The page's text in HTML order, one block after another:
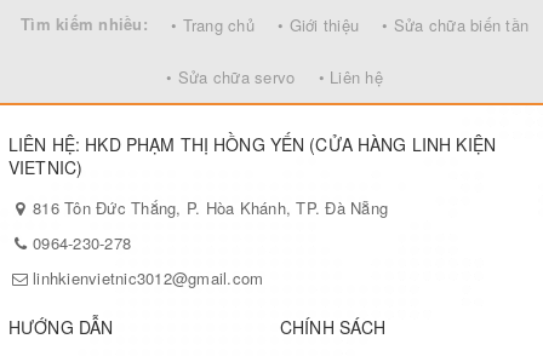
Tìm kiếm nhiều: • Trang chủ • Giới thiệu • Sửa chữa biến tần
• Sửa chữa servo • Liên hệ
LIÊN HỆ: HKD PHẠM THỊ HỒNG YẾN (CỬA HÀNG LINH KIỆN
VIETNIC)
816 Tôn Đức Thắng, P. Hòa Khánh, TP. Đà Nẵng
0964-230-278
linhkienvietnic3012@gmail.com
HƯỚNG DẪN
CHÍNH SÁCH